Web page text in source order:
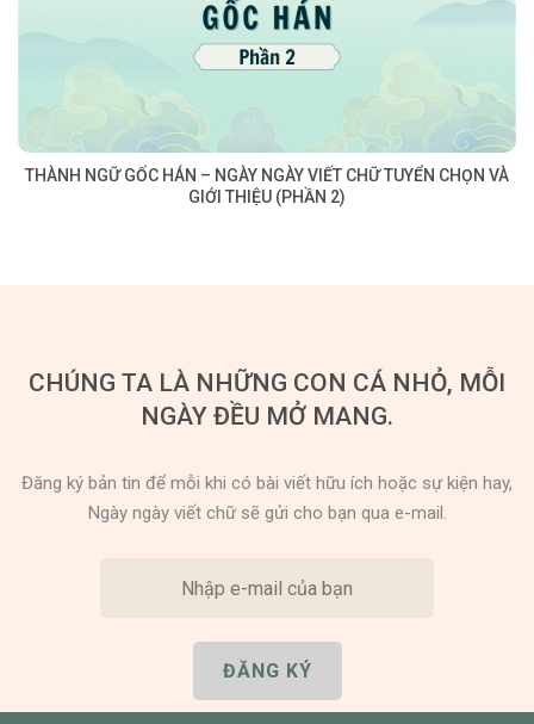
THÀNH NGỮ GỐC HÁN – NGÀY NGÀY VIẾT CHỮ TUYỂN CHỌN VÀ
GIỚI THIỆU (PHẦN 2)
CHÚNG TA LÀ NHỮNG CON CÁ NHỎ, MỖI
NGÀY ĐỀU MỞ MANG.
Đăng ký bản tin để mỗi khi có bài viết hữu ích hoặc sự kiện hay,
Ngày ngày viết chữ sẽ gửi cho bạn qua e-mail.